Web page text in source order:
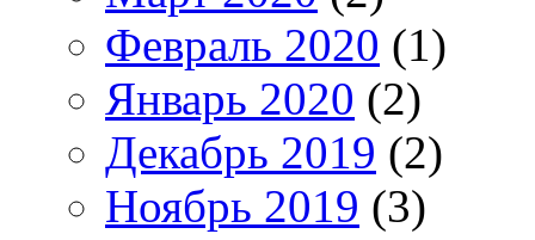
Февраль 2020 (1)
Январь 2020 (2)
Декабрь 2019 (2)
Ноябрь 2019 (3)